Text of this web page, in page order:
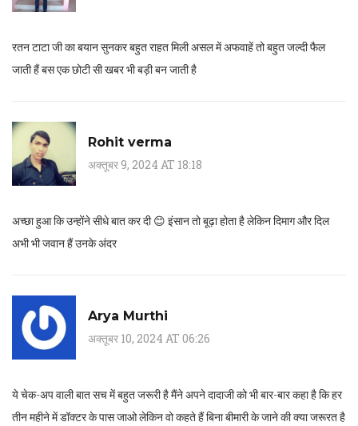
रतन टाटा जी का बयान सुनकर बहुत राहत मिली असल में अफवाहें तो बहुत जल्दी फैल
जाती हैं बस एक छोटी सी खबर भी बड़ी बन जाती है
Rohit verma
अक्तूबर 9, 2024 AT 18:18
अच्छा हुआ कि उन्होंने सीधे बात कर दी 😊 इंसान तो बूढ़ा होता है लेकिन दिमाग और दिल
अभी भी जवान हैं उनके अंदर
Arya Murthi
अक्तूबर 10, 2024 AT 06:26
ये चेक-अप वाली बात सच में बहुत जरूरी है मैंने अपने दादाजी को भी बार-बार कहा है कि हर
तीन महीने में डॉक्टर के पास जाओ लेकिन वो कहते हैं बिना बीमारी के जाने की क्या जरूरत है